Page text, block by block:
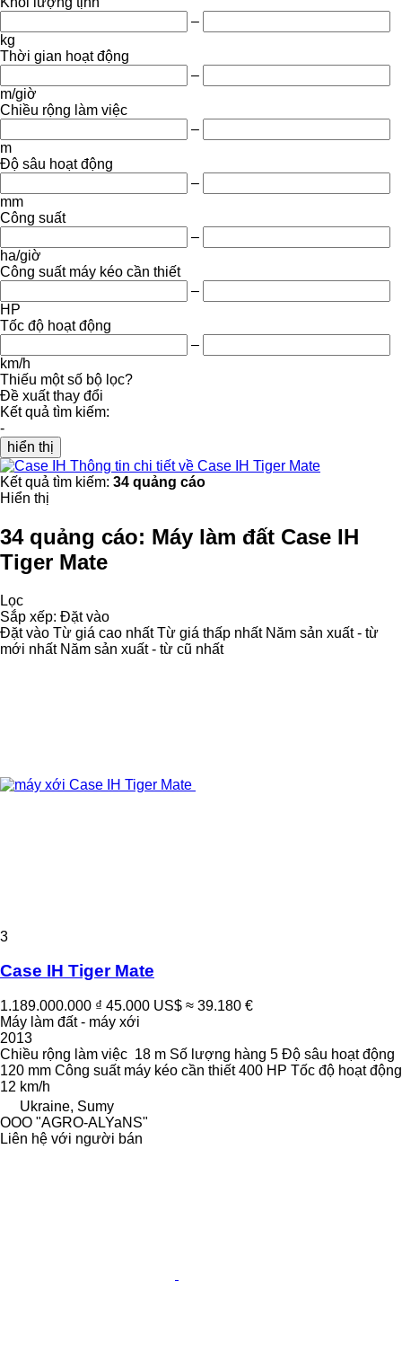
–
kg
Thời gian hoạt động
–
m/giờ
Chiều rộng làm việc
–
m
Độ sâu hoạt động
–
mm
Công suất
–
ha/giờ
Công suất máy kéo cần thiết
–
HP
Tốc độ hoạt động
–
km/h
Thiếu một số bộ lọc?
Đề xuất thay đổi
Kết quả tìm kiếm:
-
hiển thị
Thông tin chi tiết về Case IH Tiger Mate
Kết quả tìm kiếm: 34 quảng cáo
Hiển thị
34 quảng cáo: Máy làm đất Case IH
Tiger Mate
Lọc
Sắp xếp: Đặt vào
Đặt vào Từ giá cao nhất Từ giá thấp nhất Năm sản xuất - từ
mới nhất Năm sản xuất - từ cũ nhất
3
Case IH Tiger Mate
1.189.000.000 ₫ 45.000 US$ ≈ 39.180 €
Máy làm đất - máy xới
2013
Chiều rộng làm việc 18 m Số lượng hàng 5 Độ sâu hoạt động
120 mm Công suất máy kéo cần thiết 400 HP Tốc độ hoạt động
12 km/h
Ukraine, Sumy
OOO "AGRO-ALYaNS"
Liên hệ với người bán